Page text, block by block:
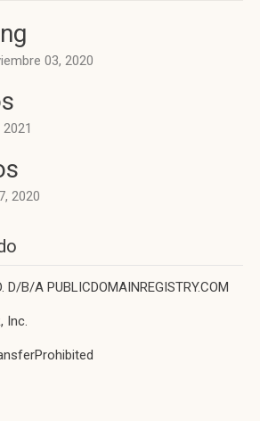
03, 2020
2020
D/B/A PUBLICDOMAINREGISTRY.COM
Inc.